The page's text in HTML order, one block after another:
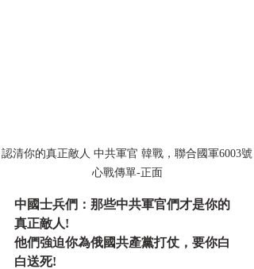
認清你的真正敵人 中共軍官 韓戰，聯合國軍6003號
心戰傳單-正面
中國士兵們：那些中共軍官們才是你的
真正敵人!
他們強迫你為俄國共產黨打仗，要你白
白送死!